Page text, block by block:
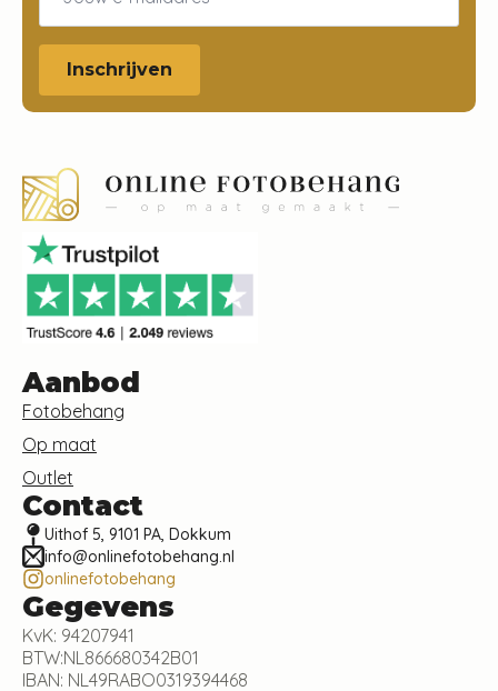
Inschrijven
Aanbod
Fotobehang
Op maat
Outlet
Contact
Uithof 5, 9101 PA, Dokkum
info@onlinefotobehang.nl
onlinefotobehang
Gegevens
KvK: 94207941
BTW:NL866680342B01
IBAN: NL49RABO0319394468